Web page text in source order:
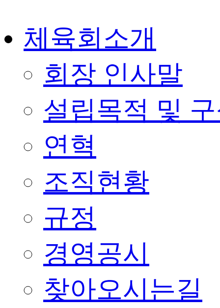
체육회소개
회장 인사말
설립목적 및
연혁
조직현황
규정
경영공시
찾아오시는길